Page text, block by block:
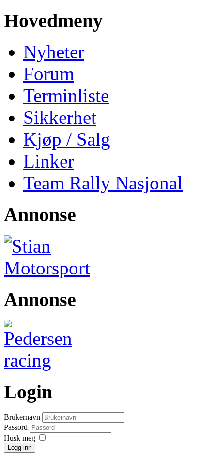
Hovedmeny
Nyheter
Forum
Terminliste
Sikkerhet
Kjøp / Salg
Linker
Team Rally Nasjonal
Annonse
Annonse
Login
Brukernavn
Passord
Husk meg
Logg inn